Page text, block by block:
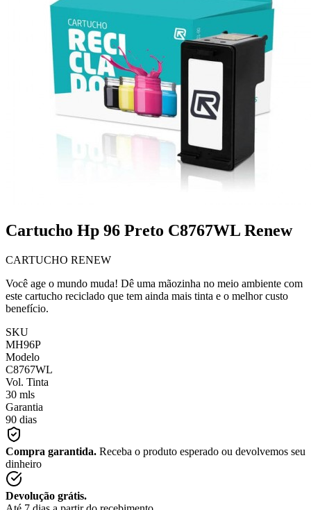
Cartucho Hp 96 Preto C8767WL Renew
CARTUCHO RENEW
Você age o mundo muda! Dê uma mãozinha no meio ambiente com
este cartucho reciclado que tem ainda mais tinta e o melhor custo
benefício.
SKU
MH96P
Modelo
C8767WL
Vol. Tinta
30 mls
Garantia
90 dias
Compra garantida. Receba o produto esperado ou devolvemos seu
dinheiro
Devolução grátis.